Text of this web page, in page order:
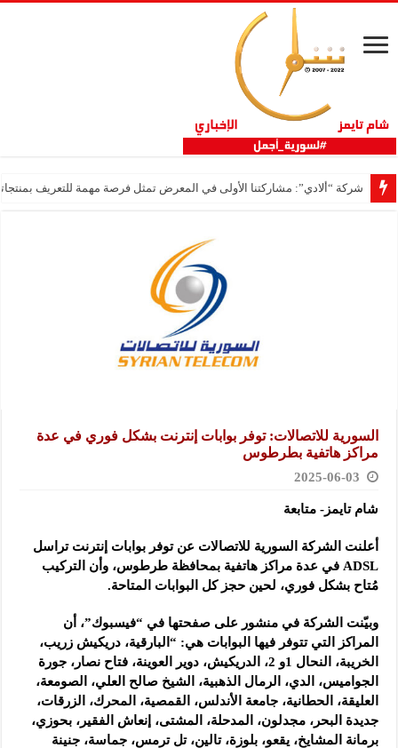
شركة “ألادي”: مشاركتنا الأولى في المعرض تمثل فرصة مهمة للتعريف
السورية للاتصالات: توفر بوابات إنترنت بشكل فوري في عدة
مراكز هاتفية بطرطوس
2025-06-03
شام تايمز- متابعة
أعلنت الشركة السورية للاتصالات عن توفر بوابات إنترنت تراسل
‏ADSL‏ ‏
في عدة مراكز هاتفية بمحافظة طرطوس، وأن التركيب
مُتاح بشكل فوري، ‏لحين حجز كل البوابات المتاحة.‏
وبيّنت الشركة في منشور على صفحتها في “فيسبوك”، أن
المراكز التي تتوفر فيها البوابات هي: “البارقية، دريكيش زريب،
الخريبة، النحال 1و 2، الدريكيش، دوير العوينة، فتاح نصار، جورة
الجواميس، الدي، الرمال الذهبية، الشيخ صالح العلي، الصومعة،
العليقة، الحطانية، جامعة الأندلس، القمصية، المحرك، الزرقات،
جديدة البحر، مجدلون، المدحلة، المشتى، إنعاش الفقير، بحوزي،
برمانة المشايخ، يقعو، بلوزة، تالين، تل ترمس، جماسة، جنينة